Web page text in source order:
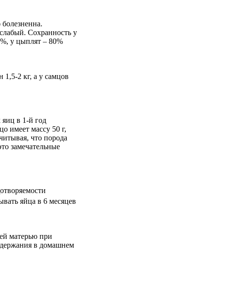
Сохранность у
у цыплят – 80%
1,5-2 кг, а у самцов
в 1-й год
имеет массу 50 г,
что порода
замечательные
яйца в 6 месяцев
матерью при
в домашнем